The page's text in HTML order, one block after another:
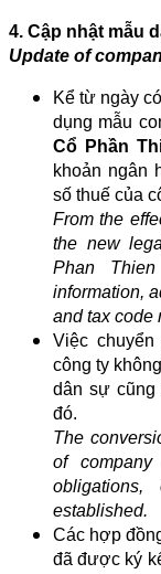
4. Cập nhật mẫu
Update of
Kể từ ngày
dụng mẫu
Cổ Phần
khoản ngân
số thuế của
From the
the new
Phan
information,
and tax code
Việc
công ty
dân sự cũng
đó.
The
of
obligations,
established.
Các hợp
đã được ký